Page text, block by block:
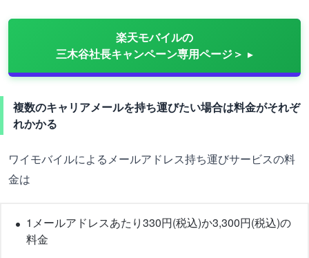
楽天モバイルの
三木谷社長キャンペーン専用ページ＞
複数のキャリアメールを持ち運びたい場合は料金がそれぞ
れかかる
ワイモバイルによるメールアドレス持ち運びサービスの料
金は
1メールアドレスあたり330円(税込)か3,300円(税込)の
料金